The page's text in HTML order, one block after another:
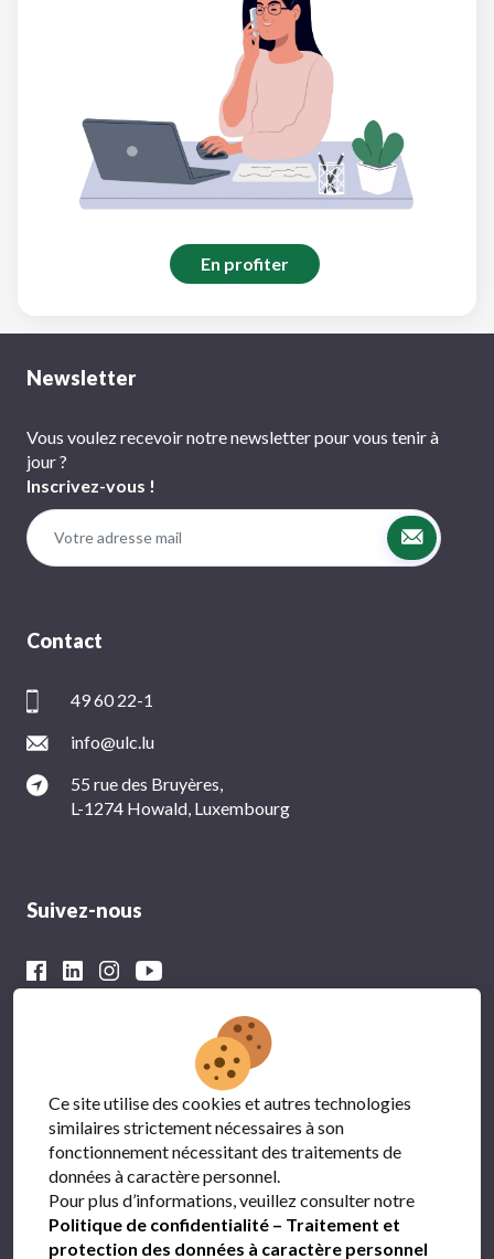
En profiter
Newsletter
Vous voulez recevoir notre newsletter pour vous tenir à
jour ?
Inscrivez-vous !
Contact
49 60 22-1
info@ulc.lu
55 rue des Bruyères,
L-1274 Howald, Luxembourg
Suivez-nous
Avec le soutien financier du
Ce site utilise des cookies et autres technologies
similaires strictement nécessaires à son
fonctionnement nécessitant des traitements de
données à caractère personnel.
Pour plus d’informations, veuillez consulter notre
Politique de confidentialité – Traitement et
protection des données à caractère personnel